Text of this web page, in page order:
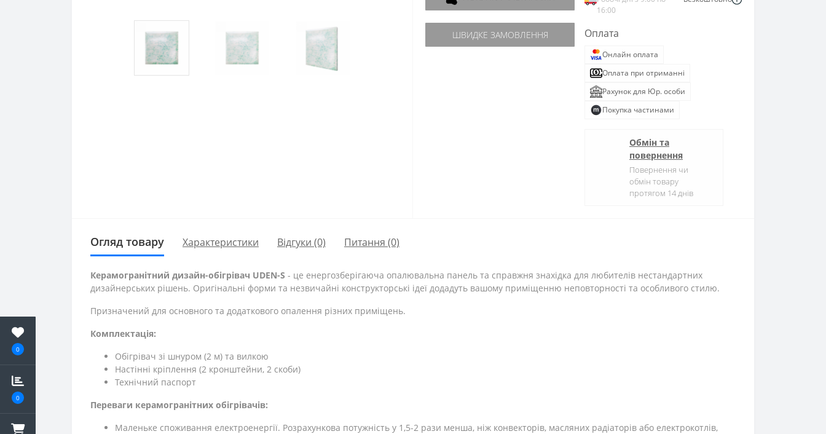
0
0
ШВИДКЕ ЗАМОВЛЕННЯ
16:00
Оплата
Онлайн оплата
Оплата при отриманні
Рахунок для Юр. особи
Покупка частинами
Обмін та
повернення
Повернення чи
обмін товару
протягом 14 днів
Огляд товару Характеристики Відгуки (0) Питання (0)
Керамогранітний дизайн-обігрівач UDEN-S - це енергозберігаюча опалювальна панель та справжня знахідка для любителів нестандартних
дизайнерських рішень. Оригінальні форми та незвичайні конструкторські ідеї додадуть вашому приміщенню неповторності та особливого стилю.
Призначений для основного та додаткового опалення різних приміщень.
Комплектація:
Обігрівач зі шнуром (2 м) та вилкою
Настінні кріплення (2 кронштейни, 2 скоби)
Технічний паспорт
Переваги керамогранітних обігрівачів:
Маленьке споживання електроенергії. Розрахункова потужність у 1,5-2 рази менша, ніж конвекторів, масляних радіаторів або електрокотлів,